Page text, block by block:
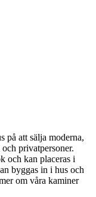
på att sälja moderna,
privatpersoner.
och kan placeras i
byggas in i hus och
om våra kaminer